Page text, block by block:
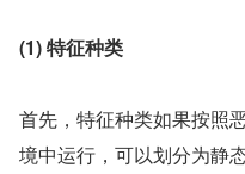
(1) 特征种类
首先，特征种类如果按照
境中运行，可以划分为静